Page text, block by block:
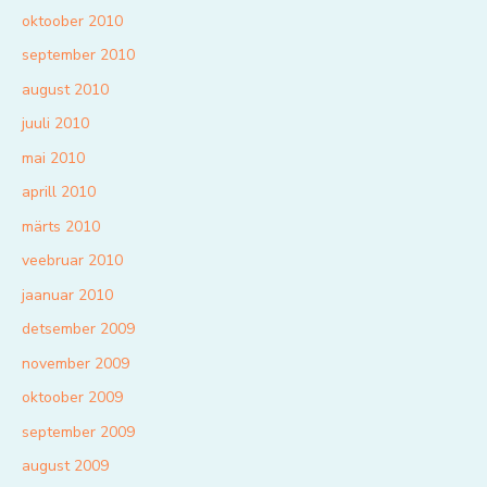
oktoober 2010
september 2010
august 2010
juuli 2010
mai 2010
aprill 2010
märts 2010
veebruar 2010
jaanuar 2010
detsember 2009
november 2009
oktoober 2009
september 2009
august 2009